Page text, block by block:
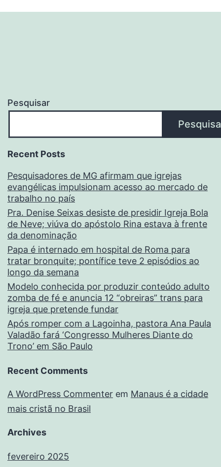
Pesquisar
Recent Posts
Pesquisadores de MG afirmam que igrejas
evangélicas impulsionam acesso ao mercado de
trabalho no país
Pra. Denise Seixas desiste de presidir Igreja Bola
de Neve; viúva do apóstolo Rina estava à frente
da denominação
Papa é internado em hospital de Roma para
tratar bronquite; pontífice teve 2 episódios ao
longo da semana
Modelo conhecida por produzir conteúdo adulto
zomba de fé e anuncia 12 “obreiras” trans para
igreja que pretende fundar
Após romper com a Lagoinha, pastora Ana Paula
Valadão fará ‘Congresso Mulheres Diante do
Trono’ em São Paulo
Recent Comments
A WordPress Commenter em Manaus é a cidade
mais cristã no Brasil
Archives
fevereiro 2025